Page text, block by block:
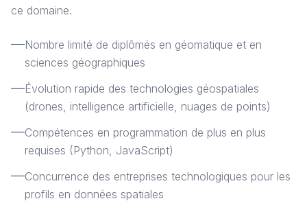
ce domaine.
Nombre limité de diplômés en géomatique et en
sciences géographiques
Évolution rapide des technologies géospatiales
(drones, intelligence artificielle, nuages de points)
Compétences en programmation de plus en plus
requises (Python, JavaScript)
Concurrence des entreprises technologiques pour les
profils en données spatiales